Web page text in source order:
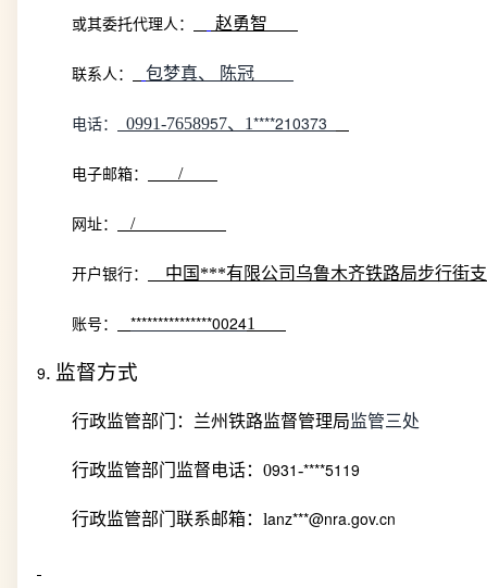
或其委托代理人： 赵勇智
联系人： 包梦真、 陈冠
电话： 0991-7658957、 1****210373
电子邮箱： /
网址： /
开户银行： 中国***有限公司乌鲁木齐铁路局步行街
账号： ***************00241
9. 监督方式
行政监管部门：兰州铁路监督管理局监管三处
行政监管部门监督电话： 0931-****5119
行政监管部门联系邮箱： lanz***@nra.gov.cn